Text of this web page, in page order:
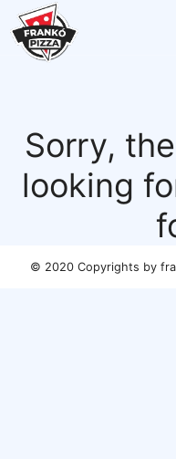
KARÁSONYI-TÁLAK
ÉTLAP
KAPCSOLAT
Sorry,
looking
© 2020 Copyrights by